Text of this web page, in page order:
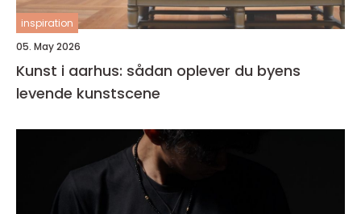
inspiration
05. May 2026
Kunst i aarhus: sådan oplever du byens
levende kunstscene